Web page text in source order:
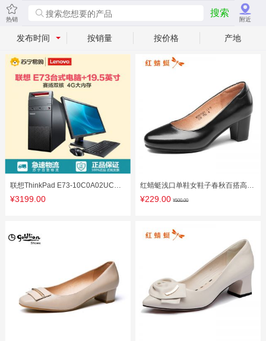
热销
搜索
附近
发布时间 按销量 按价格 产地
联想ThinkPad E73-10C0A02UCD
台式主机G1840 4GB 500GB 19.5英
¥3199.00
红蜻蜓浅口单鞋女鞋子春秋百搭高跟
鞋女粗跟真皮一脚蹬女鞋工作鞋
¥229.00 ¥500.00